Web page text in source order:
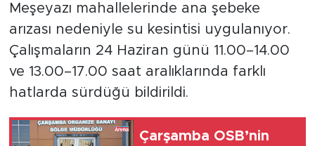
Meşeyazı mahallelerinde ana şebeke
arızası nedeniyle su kesintisi uygulanıyor.
Çalışmaların 24 Haziran günü 11.00–14.00
ve 13.00–17.00 saat aralıklarında farklı
hatlarda sürdüğü bildirildi.
Çarşamba OSB’nin